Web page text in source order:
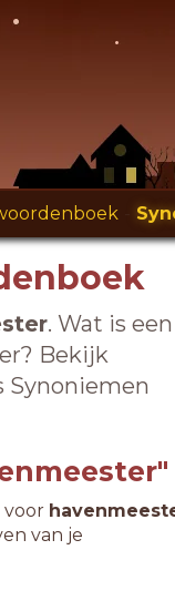
. Wat is een
Bekijk
Synoniemen
voor
van je